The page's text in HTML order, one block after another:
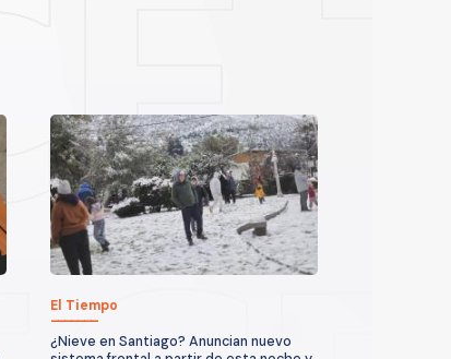
El Tiempo
¿Nieve en Santiago? Anuncian nuevo